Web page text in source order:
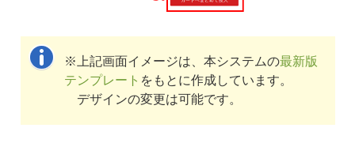
※上記画面イメージは、本システムの最新版
テンプレート をもとに作成しています。
デザインの変更は可能です。